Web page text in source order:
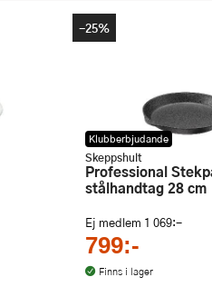
Klubberbjudande
Skeppshult
Professional Stekpanna med
stålhandtag 28 cm
Ej medlem 1 069:-
799:-
Finns i lager
-25%